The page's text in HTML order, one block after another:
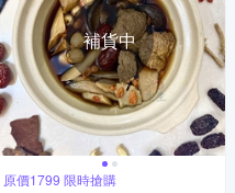
補貨中
原價1799 限時搶購